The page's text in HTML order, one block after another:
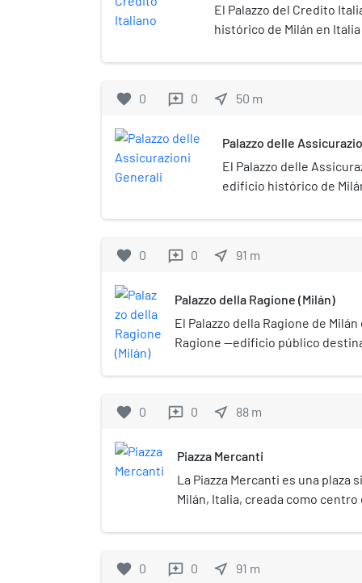
El Palazzo del Credito
histórico de Milán en
favorite 0 reviews 0 near_me 50 m
Palazzo delle
El Palazzo delle
edificio histórico de
favorite 0 reviews 0 near_me 91 m
Palazzo della Ragione (Milán)
El Palazzo della Ragione de
Ragione —edificio público
tribunales— situado en la piazza
favorite 0 reviews 0 near_me 88 m
Piazza Mercanti
La Piazza Mercanti es una plaza
Milán, Italia, creada como centro
Mercanti. Por Piazza Mercanti
Casa dei Panigarola y la Loggia
favorite 0 reviews 0 near_me 91 m